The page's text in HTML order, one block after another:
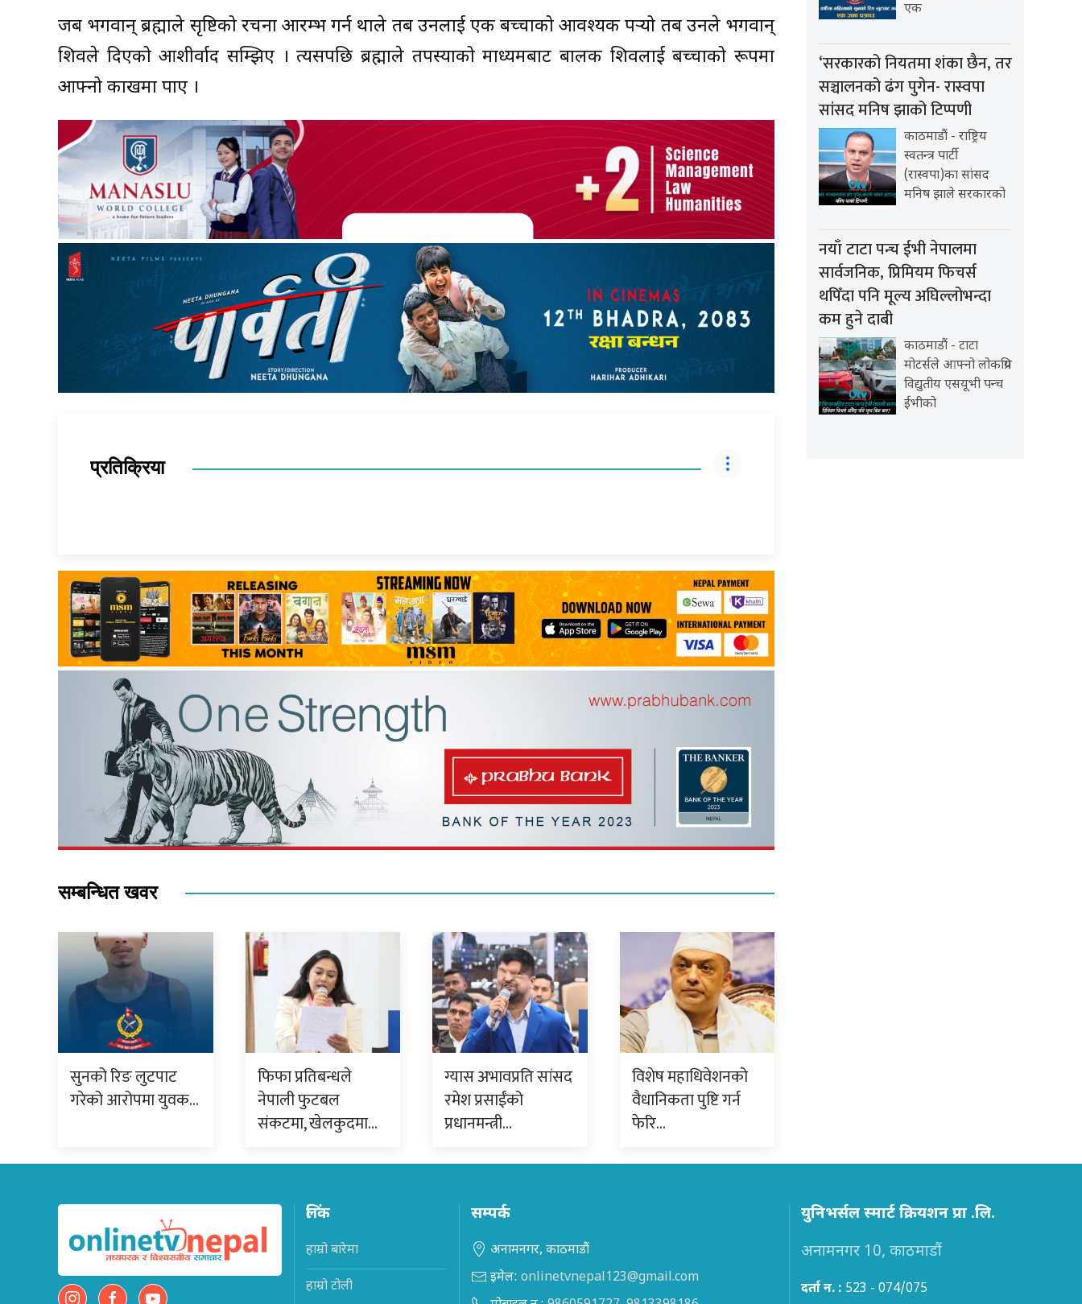
जब भगवान् ब्रह्माले सृष्टिको रचना आरम्भ गर्न थाले तब उनलाई एक बच्चाको आवश्यक पर्‍यो तब उनले भगवान्
शिवले दिएको आशीर्वाद सम्झिए । त्यसपछि ब्रह्माले तपस्याको माध्यमबाट बालक शिवलाई बच्चाको रूपमा
आफ्नो काखमा पाए ।
प्रतिक्रिया
सम्बन्धित खवर
सुनको रिङ लुटपाट
गरेको आरोपमा युवक…
फिफा प्रतिबन्धले
नेपाली फुटबल
संकटमा, खेलकुदमा…
ग्यास अभावप्रति सांसद
रमेश प्रसाईंको
प्रधानमन्त्री…
विशेष महाधिवेशनको
वैधानिकता पुष्टि गर्न
फेरि…
एक
‘सरकारको नियतमा शंका छैन, तर
सञ्चालनको ढंग पुगेन- रास्वपा
सांसद मनिष झाको टिप्पणी
काठमाडौं - राष्ट्रिय
स्वतन्त्र पार्टी
(रास्वपा)का सांसद
मनिष झाले सरकारको
नयाँ टाटा पन्च ईभी नेपालमा
सार्वजनिक, प्रिमियम फिचर्स
थपिँदा पनि मूल्य अघिल्लोभन्दा
कम हुने दाबी
काठमाडौं - टाटा
मोटर्सले आफ्नो लोकप्रिय
विद्युतीय एसयूभी पन्च
ईभीको
लिंक
हाम्रो बारेमा
हाम्रो टोली
सम्पर्क
अनामनगर, काठमाडौं
इमेल: onlinetvnepal123@gmail.com
युनिभर्सल स्मार्ट क्रियशन प्रा .लि.
अनामनगर 10, काठमाडौं
दर्ता न. : 523 - 074/075